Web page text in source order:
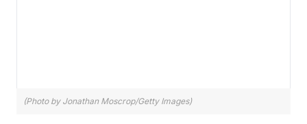
(Photo by Jonathan Moscrop/Getty Images)